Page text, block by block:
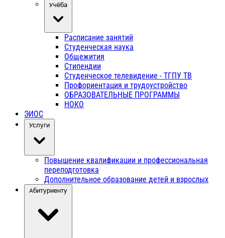
Учёба
Расписание занятий
Студенческая наука
Общежития
Стипендии
Студенческое телевидение - ТГПУ ТВ
Профориентация и трудоустройство
ОБРАЗОВАТЕЛЬНЫЕ ПРОГРАММЫ
НОКО
ЭИОС
Услуги
Повышение квалификации и профессиональная
переподготовка
Дополнительное образование детей и взрослых
Абитуриенту